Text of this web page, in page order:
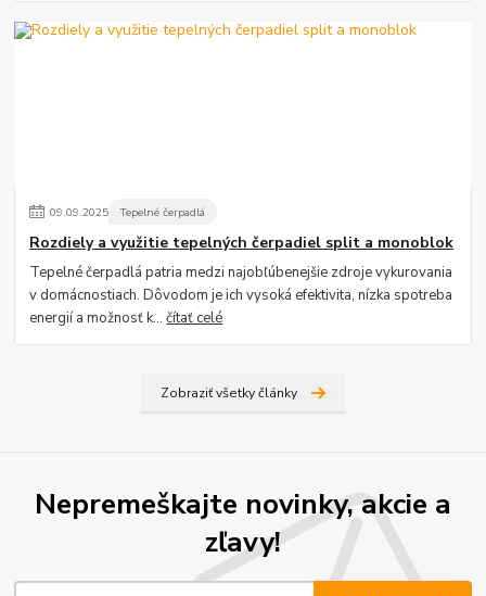
09.09.2025 Tepelné čerpadlá
Rozdiely a využitie tepelných čerpadiel split a monoblok
Tepelné čerpadlá patria medzi najobľúbenejšie zdroje vykurovania
v domácnostiach. Dôvodom je ich vysoká efektivita, nízka spotreba
energií a možnosť k...čítať celé
Zobraziť všetky články
Nepremeškajte novinky, akcie a
zľavy!